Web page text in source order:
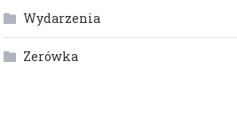
Wydarzenia
Zerówka